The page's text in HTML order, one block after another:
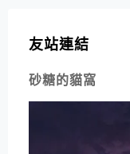
友站連結
砂糖的貓窩